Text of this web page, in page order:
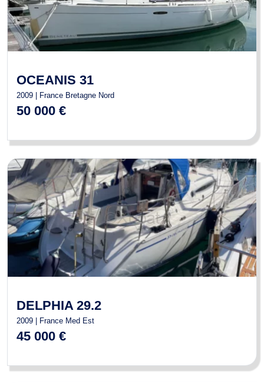
OCEANIS 31
2009 | France Bretagne Nord
50 000 €
DELPHIA 29.2
2009 | France Med Est
45 000 €